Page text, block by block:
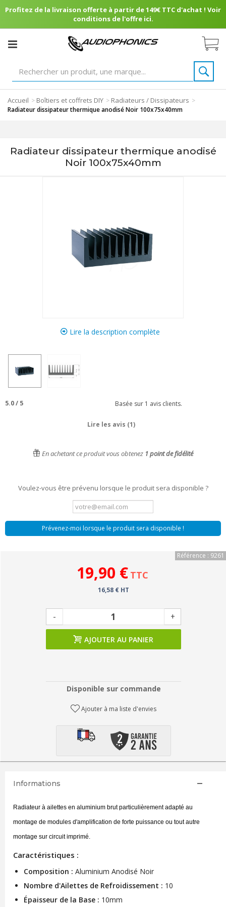
Profitez de la livraison offerte à partir de 149€ TTC d'achat ! Voir
conditions de l'offre ici.
Accueil > Boîtiers et coffrets DIY > Radiateurs / Dissipateurs >
Radiateur dissipateur thermique anodisé Noir 100x75x40mm
Radiateur dissipateur thermique anodisé
Noir 100x75x40mm
Lire la description complète
5.0/ 5 Basée sur 1 avis clients.
Lire les avis (1)
En achetant ce produit vous obtenez 1 point de fidélité
Voulez-vous être prévenu lorsque le produit sera disponible ?
Prévenez-moi lorsque le produit sera disponible !
Référence : 9261
19,90 € TTC
16,58 € HT
- +
AJOUTER AU PANIER
Disponible sur commande
Ajouter à ma liste d'envies
Informations
Radiateur à ailettes en aluminium brut particulièrement adapté au
montage de modules d'amplification de forte puissance ou tout autre
montage sur circuit imprimé.
Caractéristiques :
Composition : Aluminium Anodisé Noir
Nombre d'Ailettes de Refroidissement : 10
Épaisseur de la Base : 10mm